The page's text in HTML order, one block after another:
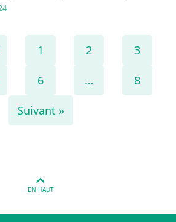
1 2 3
6 … 8
Suivant »
EN HAUT